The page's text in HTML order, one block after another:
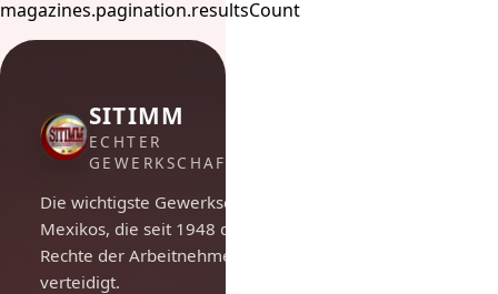
magazines.pagination.resultsCount
SITIMM
ECHTER
GEWERKSCHAFTSGEIST
Die wichtigste Gewerkschaft
Mexikos, die seit 1948 die
Rechte der Arbeitnehmer
verteidigt.